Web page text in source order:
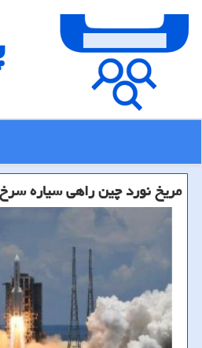
مریخ نورد چین راهی سیاره